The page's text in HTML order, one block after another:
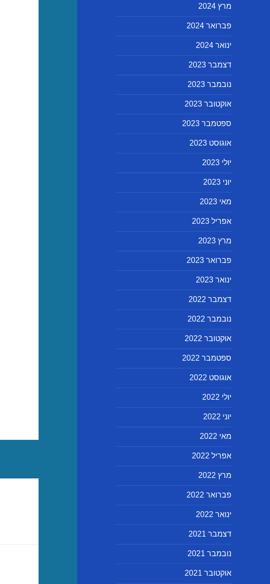
מרץ 2024
פברואר 2024
ינואר 2024
דצמבר 2023
נובמבר 2023
אוקטובר 2023
ספטמבר 2023
אוגוסט 2023
יולי 2023
יוני 2023
מאי 2023
אפריל 2023
מרץ 2023
פברואר 2023
ינואר 2023
דצמבר 2022
נובמבר 2022
אוקטובר 2022
ספטמבר 2022
אוגוסט 2022
יולי 2022
יוני 2022
מאי 2022
אפריל 2022
מרץ 2022
פברואר 2022
ינואר 2022
דצמבר 2021
נובמבר 2021
אוקטובר 2021